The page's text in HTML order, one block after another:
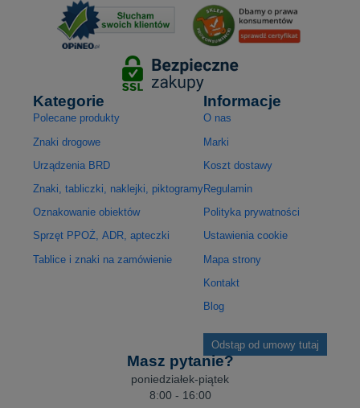
Kategorie
Polecane produkty
Znaki drogowe
Urządzenia BRD
Znaki, tabliczki, naklejki, piktogramy
Oznakowanie obiektów
Sprzęt PPOŻ, ADR, apteczki
Tablice i znaki na zamówienie
Informacje
O nas
Marki
Koszt dostawy
Regulamin
Polityka prywatności
Ustawienia cookie
Mapa strony
Kontakt
Blog
Odstąp od umowy tutaj
Masz pytanie?
poniedziałek-piątek
8:00 - 16:00